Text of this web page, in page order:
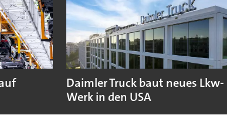
Daimler Truck baut neues Lkw-
Werk in den USA